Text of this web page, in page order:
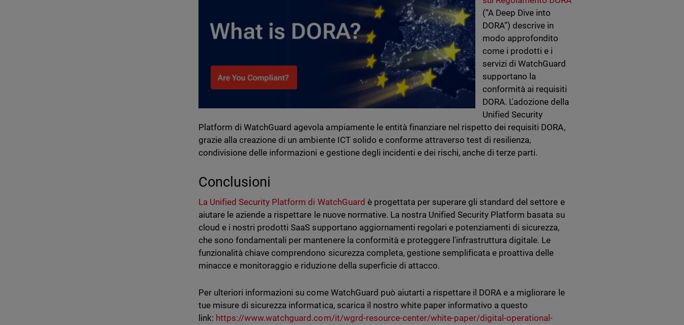
(“A Deep Dive into
DORA”) descrive in
modo approfondito
come i prodotti e i
servizi di WatchGuard
supportano la
conformità ai requisiti
DORA. L'adozione della
Unified Security
Platform di WatchGuard agevola ampiamente le entità finanziare nel rispetto dei requisiti DORA,
grazie alla creazione di un ambiente ICT solido e conforme attraverso test di resilienza,
condivisione delle informazioni e gestione degli incidenti e dei rischi, anche di terze parti.
Conclusioni
La Unified Security Platform di WatchGuard è progettata per superare gli standard del settore e
aiutare le aziende a rispettare le nuove normative. La nostra Unified Security Platform basata su
cloud e i nostri prodotti SaaS supportano aggiornamenti regolari e potenziamenti di sicurezza,
che sono fondamentali per mantenere la conformità e proteggere l'infrastruttura digitale. Le
funzionalità chiave comprendono sicurezza completa, gestione semplificata e proattiva delle
minacce e monitoraggio e riduzione della superficie di attacco.
Per ulteriori informazioni su come WatchGuard può aiutarti a rispettare il DORA e a migliorare le
tue misure di sicurezza informatica, scarica il nostro white paper informativo a questo
link: https://www.watchguard.com/it/wgrd-resource-center/white-paper/digital-operational-